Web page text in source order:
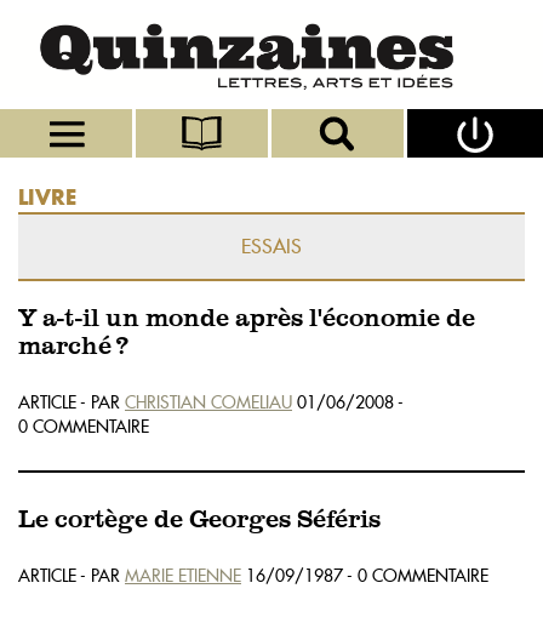
LIVRE
ESSAIS
Y a-t-il un monde après l'économie de
marché ?
ARTICLE - PAR CHRISTIAN COMELIAU 01/06/2008 -
0 COMMENTAIRE
Le cortège de Georges Séféris
ARTICLE - PAR MARIE ETIENNE 16/09/1987 - 0 COMMENTAIRE